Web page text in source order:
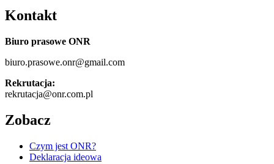
Kontakt
Biuro prasowe ONR
biuro.prasowe.onr@gmail.com
Rekrutacja:
rekrutacja@onr.com.pl
Zobacz
Czym jest ONR?
Deklaracja ideowa